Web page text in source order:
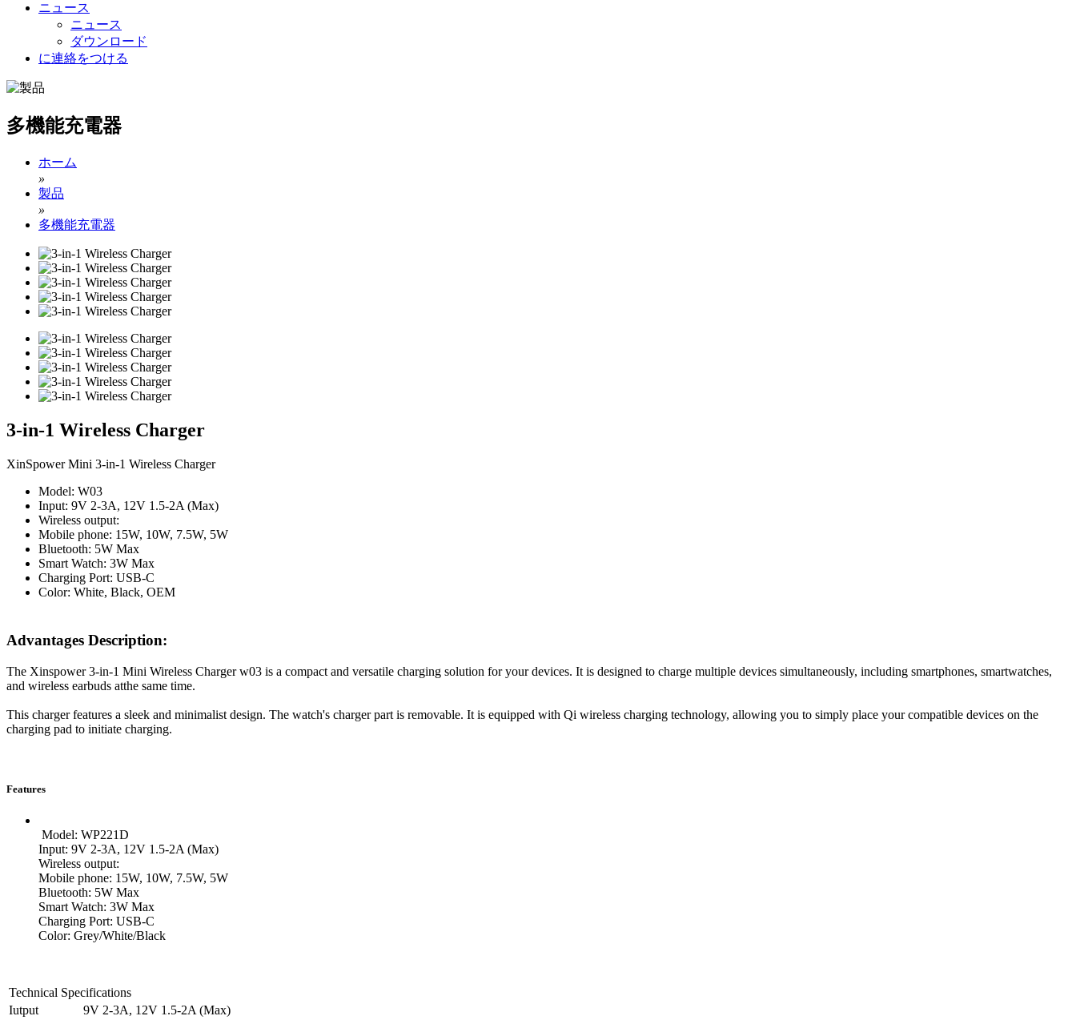
ニュース
ニュース
ダウンロード
に連絡をつける
多機能充電器
ホーム
»
製品
»
多機能充電器
3-in-1 Wireless Charger
XinSpower Mini 3-in-1 Wireless Charger
Model: W03
Input: 9V 2-3A, 12V 1.5-2A (Max)
Wireless output:
Mobile phone: 15W, 10W, 7.5W, 5W
Bluetooth: 5W Max
Smart Watch: 3W Max
Charging Port: USB-C
Color: White, Black, OEM
Advantages Description:
The Xinspower 3-in-1 Mini Wireless Charger w03 is a compact and versatile charging solution for your devices. It is designed to charge multiple devices simultaneously, including smartphones, smartwatches,
and wireless earbuds atthe same time.
This charger features a sleek and minimalist design. The watch's charger part is removable. It is equipped with Qi wireless charging technology, allowing you to simply place your compatible devices on the
charging pad to initiate charging.
Features
Model: WP221D
Input: 9V 2-3A, 12V 1.5-2A (Max)
Wireless output:
Mobile phone: 15W, 10W, 7.5W, 5W
Bluetooth: 5W Max
Smart Watch: 3W Max
Charging Port: USB-C
Color: Grey/White/Black
Technical Specifications
Iutput
9V 2-3A, 12V 1.5-2A (Max)